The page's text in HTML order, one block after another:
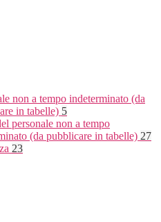
non a tempo indeterminato (da
in tabelle) 5
personale non a tempo
(da pubblicare in tabelle) 27
23